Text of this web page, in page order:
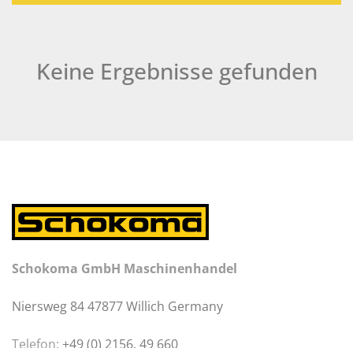
Hersteller
Keine Ergebnisse gefunden
Schokoma GmbH Maschinenhandel
Niersweg 84 47877 Willich Germany
Telefon: +49 (0) 2156. 49 660